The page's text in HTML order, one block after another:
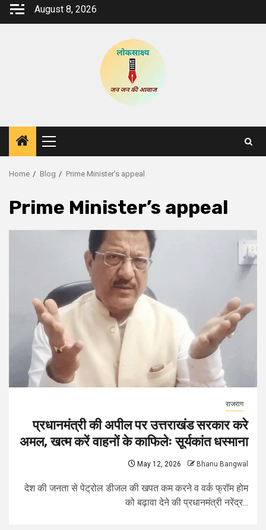
Skip
August 8, 2026
Primary
Menu
Home Blog Prime Minister’s appeal
Prime Minister’s appeal
राजराग
प्रधानमंत्री की अपील पर उत्तराखंड सरकार करे
अमल, खत्म करें वाहनों के काफिलेः सूर्यकांत धस्माना
May 12, 2026 Bhanu Bangwal
देश की जनता से पेट्रोल डीजल की खपत कम करने व वर्क फ्रॉम होम
को बढ़ावा देने की प्रधानमंत्री नरेंद्र...